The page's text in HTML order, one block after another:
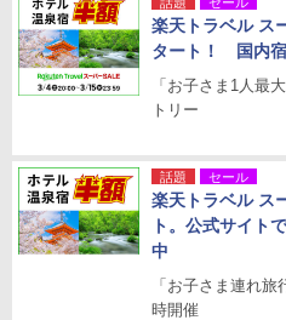
楽天トラベル ス
タート！ 国内
「お子さま1人最
トリー
話題 セール
楽天トラベル ス
ト。公式サイト
中
「お子さま連れ
時開催